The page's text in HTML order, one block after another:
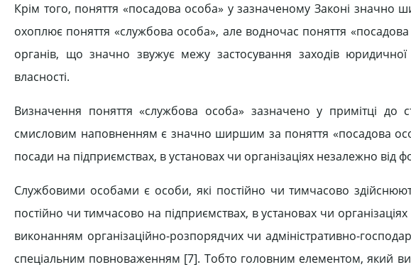
Крім того, поняття «посадова особа» у зазначеному Законі
охоплює поняття «служ­бова особа», але водночас поняття
органів, що значно звужує межу застосування заходів
власності.
Визначення поняття «службова особа» зазначено у примітці до
смисловим наповненням є знач­но ширшим за поняття «посадова
посади на підприєм­ствах, в установах чи організаціях не­залежно від
Службовими особами є особи, які постійно чи тимчасово
постійно чи тимчасово на підприємствах, в установах чи
виконанням орга­нізаційно-розпорядчих чи адміністра­тивно-
спеціаль­ним повноваженням [7]. Тобто голов­ним елементом, який